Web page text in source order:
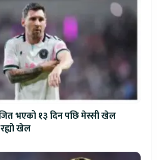
भएको १३ दिन पछि मेस्सी खेल
खेल